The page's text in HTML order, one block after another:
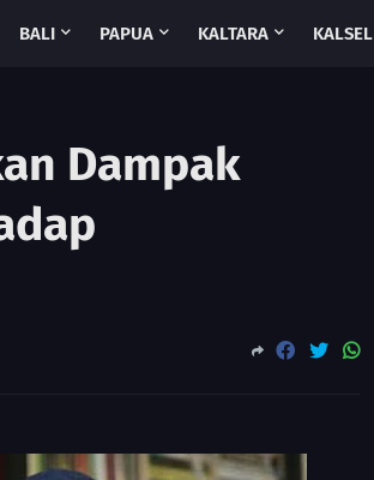
BALI PAPUA KALTARA KALSEL
Dampak